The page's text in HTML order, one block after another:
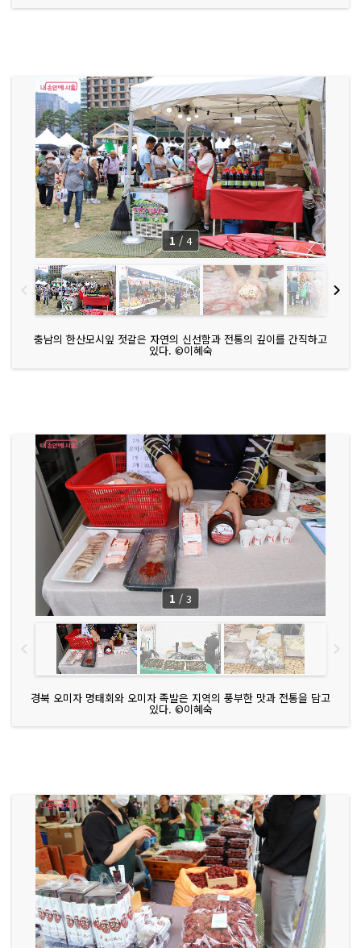
충남의 한산모시잎 젓갈은 자연의 신선함과 전통의 깊이를 간직하고
있다. ©이혜숙
1 / 4
경북 오미자 명태회와 오미자 족발은 지역의 풍부한 맛과 전통을 담고
있다. ©이혜숙
1 / 3